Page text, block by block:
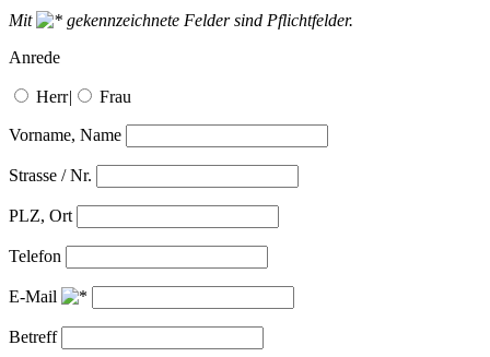
Mit
gekennzeichnete Felder sind Pflichtfelder.
Anrede
Herr| Frau
Vorname, Name
Strasse / Nr.
PLZ, Ort
Telefon
E-Mail
Betreff